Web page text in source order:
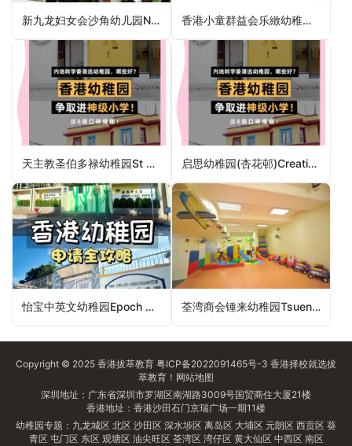
新九龙妇女会沙角幼儿园New Kowloon Women Association Sha Kok Nursery（沙田区幼稚园） 香港小童群益会乐緻幼稚园(黄大仙)BGCAHK Cheerland Kindergarten (Wong Tai Sin)（黄大仙区幼稚园）
天主教圣伯多禄幼稚园St Peter’s Catholic Kindergarten（南区幼稚园） 启思幼稚园(杏花邨)Creative Kindergarten (Heng Fa Chuen)（东区幼稚园）
怡宝中英文幼稚园Epoch Anglo-Chinese Kindergarten（东区幼稚园） 荃湾商会锺来幼稚园Tsuen Wan Trade Association Chung Loi Kindergarten（葵青区幼稚园）
Copyright © 2025 香港拔萃教育 粤ICP备2022091465号-3 香港择校就选拔
萃教育！ 网站地图
深圳地址：广东省深圳市罗湖区南湖路3009号国贸商住大厦21楼
香港地址：香港沙田石门京瑞广场一期11楼
幼稚园专题： 九龙城区 北区 沙田区 深水埗区 离岛区 大埔区 元朗区 西贡区 葵
青区 屯门区 东区 观塘区 油尖旺区 荃湾区 湾仔区 黄大仙区 中西区 南区